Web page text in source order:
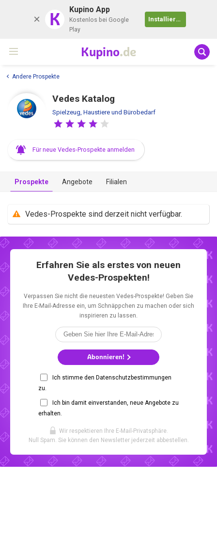
K Kupino App
Kostenlos bei Google
Play
Installieren
Kupino.de
Andere Prospekte
Vedes Katalog
Spielzeug, Haustiere und Bürobedarf
Für neue Vedes-Prospekte anmelden
Prospekte Angebote Filialen
Vedes-Prospekte sind derzeit nicht verfügbar.
Erfahren Sie als erstes von neuen
Vedes-Prospekten!
Verpassen Sie nicht die neuesten Vedes-Prospekte! Geben Sie
Ihre E-Mail-Adresse ein, um Schnäppchen zu machen oder sich
inspirieren zu lassen.
Abonnieren!
Ich stimme den Datenschutzbestimmungen
zu.
Ich bin damit einverstanden, neue Angebote zu
erhalten.
Wir respektieren Ihre E-Mail-Privatsphäre.
Null Spam. Sie können den Newsletter jederzeit abbestellen.